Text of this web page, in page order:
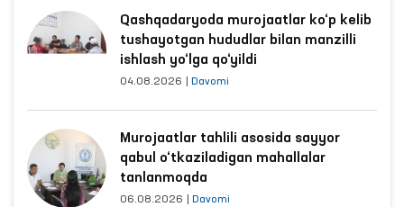
Qashqadaryoda murojaatlar ko‘p kelib
tushayotgan hududlar bilan manzilli
ishlash yo‘lga qo‘yildi
04.08.2026 Davomi
Murojaatlar tahlili asosida sayyor
qabul o‘tkaziladigan mahallalar
tanlanmoqda
06.08.2026 Davomi